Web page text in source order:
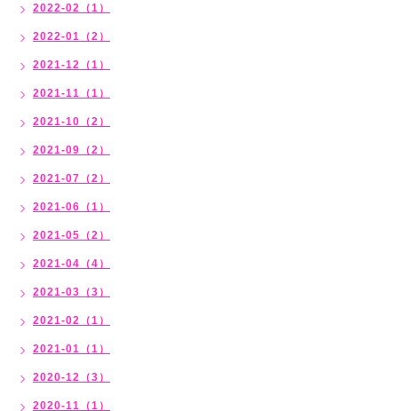
2022-02（1）
2022-01（2）
2021-12（1）
2021-11（1）
2021-10（2）
2021-09（2）
2021-07（2）
2021-06（1）
2021-05（2）
2021-04（4）
2021-03（3）
2021-02（1）
2021-01（1）
2020-12（3）
2020-11（1）